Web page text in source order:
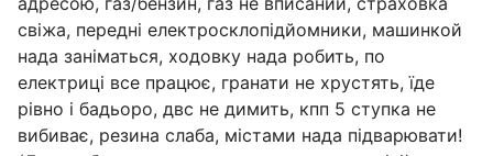
свіжа, передні електросклопідйомники, машинкой
нада заніматься, ходовку нада робить, по
електриці все працює, гранати не хрустять, їде
рівно і бадьоро, двс не димить, кпп 5 ступка не
вибиває, резина слаба, містами нада підварювати!